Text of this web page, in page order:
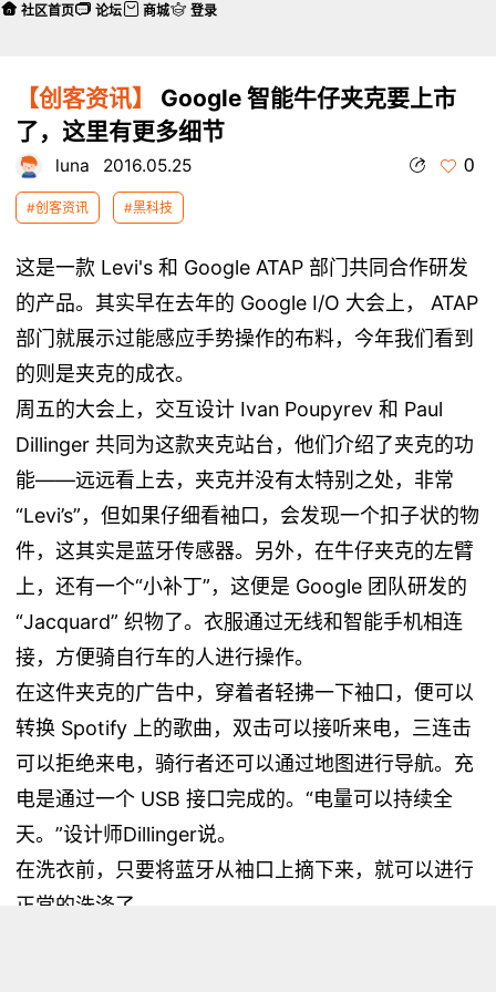
【创客资讯】
Google 智能牛仔夹克要上市
了，这里有更多细节
luna 2016.05.25 0
#创客资讯 #黑科技
这是一款 Levi's 和 Google ATAP 部门共同合作研发
的产品。其实早在去年的 Google I/O 大会上， ATAP
部门就展示过能感应手势操作的布料，今年我们看到
的则是夹克的成衣。
周五的大会上，交互设计 Ivan Poupyrev 和 Paul
Dillinger 共同为这款夹克站台，他们介绍了夹克的功
能——远远看上去，夹克并没有太特别之处，非常
“Levi’s”，但如果仔细看袖口，会发现一个扣子状的物
件，这其实是蓝牙传感器。另外，在牛仔夹克的左臂
上，还有一个“小补丁”，这便是 Google 团队研发的
“Jacquard” 织物了。衣服通过无线和智能手机相连
接，方便骑自行车的人进行操作。
在这件夹克的广告中，穿着者轻拂一下袖口，便可以
转换 Spotify 上的歌曲，双击可以接听来电，三连击
可以拒绝来电，骑行者还可以通过地图进行导航。充
电是通过一个 USB 接口完成的。“电量可以持续全
天。”设计师Dillinger说。
在洗衣前，只要将蓝牙从袖口上摘下来，就可以进行
正常的洗涤了。
社区首页 论坛 商城 登录